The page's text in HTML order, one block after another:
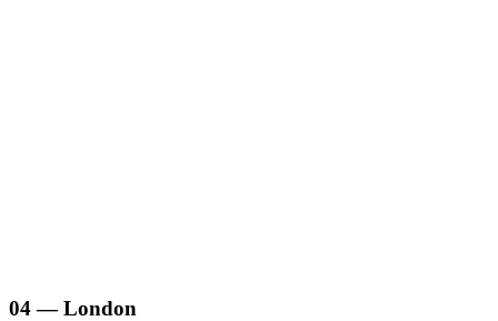
04 — London